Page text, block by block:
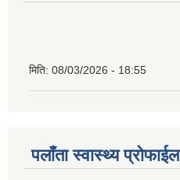
मिति: 08/03/2026 - 18:55
पलाँता स्वास्थ्य प्रोफाईल